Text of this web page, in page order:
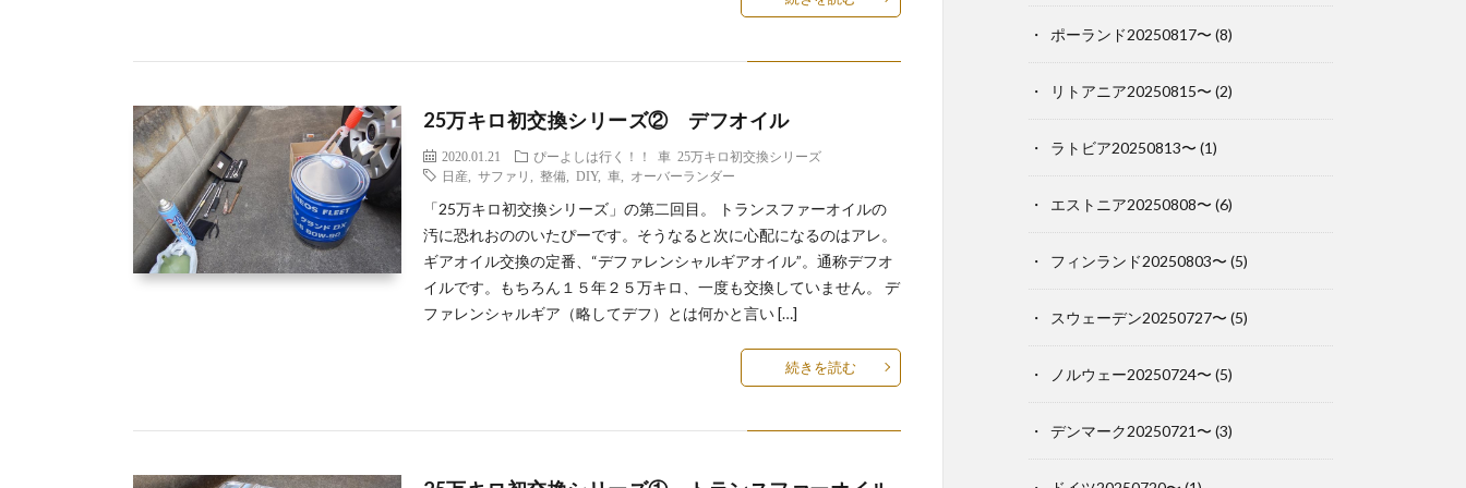
25万キロ初交換シリーズ② デフオイル
2020.01.21 ぴーよしは行く！！ 車
25万キロ初交換シリーズ
日産 ,サファリ ,整備 ,DIY, 車 オーバーランダー
「25万キロ初交換シリーズ」の第二回目。 トランスファーオイルの
汚に恐れおののいたぴーです。そうなると次に心配になるのはアレ。
ギアオイル交換の定番、“デファレンシャルギアオイル”。通称デフオ
イルです。もちろん１５年２５万キロ、一度も交換していません。 デ
ファレンシャルギア（略してデフ）とは何かと言い […]
続きを読む
ポーランド20250817〜 (8)
リトアニア20250815〜 (2)
ラトビア20250813〜 (1)
エストニア20250808〜 (6)
フィンランド20250803〜 (5)
スウェーデン20250727〜 (5)
ノルウェー20250724〜 (5)
デンマーク20250721〜 (3)